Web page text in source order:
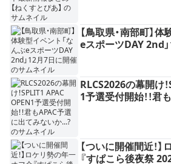
【鳥取県・南部町】
eスポーツDAY 2nd
RLCS2026の幕開け
1予選受付開始！！君
【ついに開催間近！
『すぱこら後夜祭